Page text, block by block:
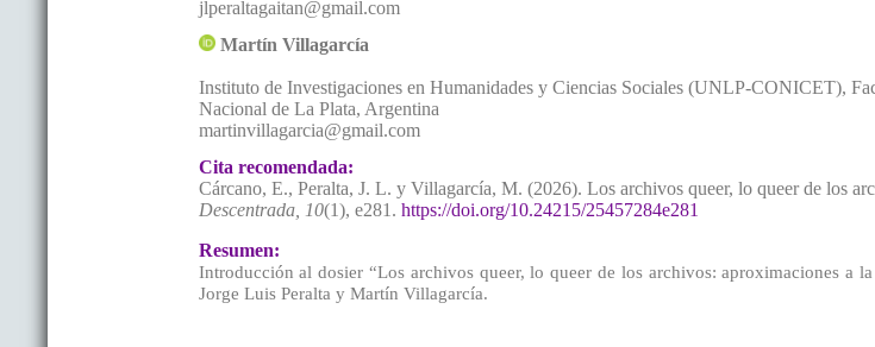
jlperaltagaitan@gmail.com
Martín Villagarcía
Instituto de Investigaciones en Humanidades y Ciencias Sociales (UNLP-CONICET),
Nacional de La Plata, Argentina
martinvillagarcia@gmail.com
Cita recomendada:
Cárcano, E., Peralta, J. L. y Villagarcía, M. (2026). Los archivos queer, lo queer de los
Descentrada, 10(1), e281. https://doi.org/10.24215/25457284e281
Resumen:
Introducción al dosier “Los archivos queer, lo queer de los archivos: aproximaciones a
Jorge Luis Peralta y Martín Villagarcía.